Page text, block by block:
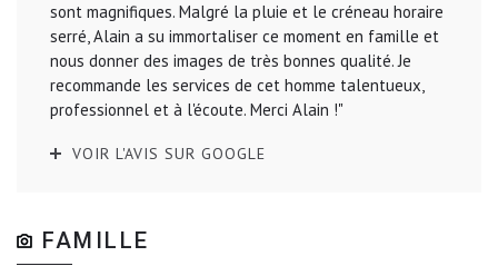
sont magnifiques. Malgré la pluie et le créneau horaire
serré, Alain a su immortaliser ce moment en famille et
nous donner des images de très bonnes qualité. Je
recommande les services de cet homme talentueux,
professionnel et à l'écoute. Merci Alain !"
VOIR L'AVIS SUR GOOGLE
FAMILLE